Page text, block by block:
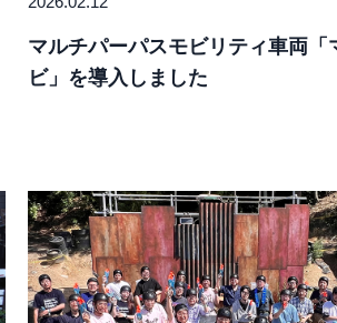
マルチパーパスモビリティ車両「
ビ」を導入しました